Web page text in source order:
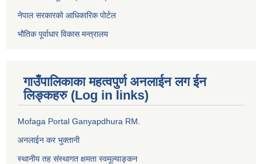
नेपाल सरकारको आधिकारिक पोर्टल
भौतिक पूर्वाधार विकास मन्त्रालय
गाउँपालिकाका महत्वपुर्ण अनलाईन लग ईन
लिङ्कहरु (Log in links)
Mofaga Portal Ganyapdhura RM.
अनलाईन कर भुक्तानी
स्थानीय तह संस्थागत क्षमता स्वमूल्याङ्कन